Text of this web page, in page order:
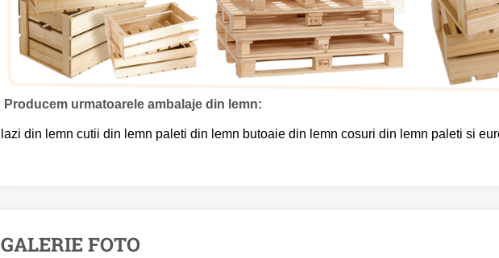
Producem urmatoarele ambalaje din lemn:
lazi din lemn cutii din lemn paleti din lemn butoaie din lemn cosuri din lemn paleti si
GALERIE FOTO